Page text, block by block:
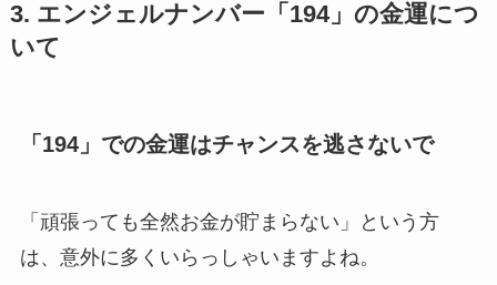
3. エンジェルナンバー「194」の金運につ
いて
「194」での金運はチャンスを逃さないで
「頑張っても全然お金が貯まらない」という方
は、意外に多くいらっしゃいますよね。